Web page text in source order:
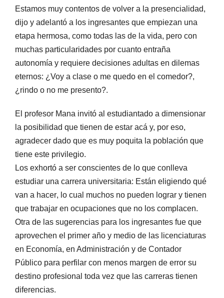
Estamos muy contentos de volver a la presencialidad,
dijo y adelantó a los ingresantes que empiezan una
etapa hermosa, como todas las de la vida, pero con
muchas particularidades por cuanto entraña
autonomía y requiere decisiones adultas en dilemas
eternos: ¿Voy a clase o me quedo en el comedor?,
¿rindo o no me presento?.
El profesor Mana invitó al estudiantado a dimensionar
la posibilidad que tienen de estar acá y, por eso,
agradecer dado que es muy poquita la población que
tiene este privilegio.
Los exhortó a ser conscientes de lo que conlleva
estudiar una carrera universitaria: Están eligiendo qué
van a hacer, lo cual muchos no pueden lograr y tienen
que trabajar en ocupaciones que no los complacen.
Otra de las sugerencias para los ingresantes fue que
aprovechen el primer año y medio de las licenciaturas
en Economía, en Administración y de Contador
Público para perfilar con menos margen de error su
destino profesional toda vez que las carreras tienen
diferencias.